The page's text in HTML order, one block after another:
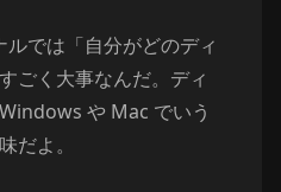
ルでは「自分がどのディ
ごく大事なんだ。ディ
や Mac でいう
だよ。